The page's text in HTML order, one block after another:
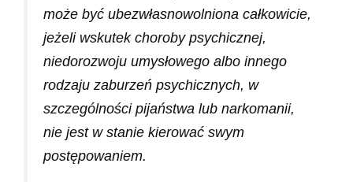
może być ubezwłasnowolniona całkowicie,
jeżeli wskutek choroby psychicznej,
niedorozwoju umysłowego albo innego
rodzaju zaburzeń psychicznych, w
szczególności pijaństwa lub narkomanii,
nie jest w stanie kierować swym
postępowaniem.